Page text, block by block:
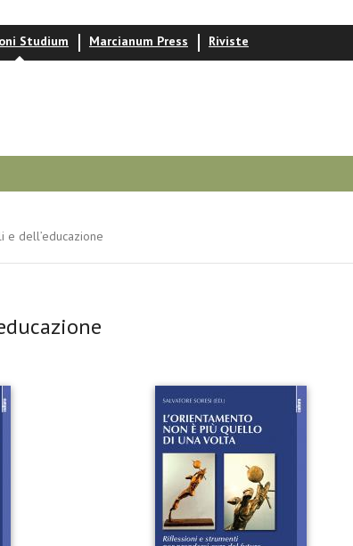
Studium Marcianum Press Riviste
e dell’educazione